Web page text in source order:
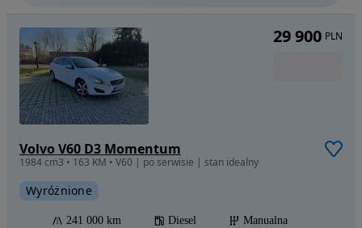
Volvo V60 D3 Momentum
1984 cm3 • 163 KM • V60 | po serwisie | stan idealny
Wyróżnione
241 000 km Diesel
Manualna
29 900 PLN